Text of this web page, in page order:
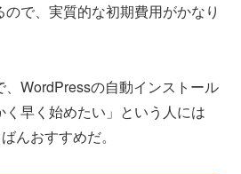
で、実質的な初期費用がかなり
WordPressの自動インストール
早く始めたい」という人には
んおすすめだ。